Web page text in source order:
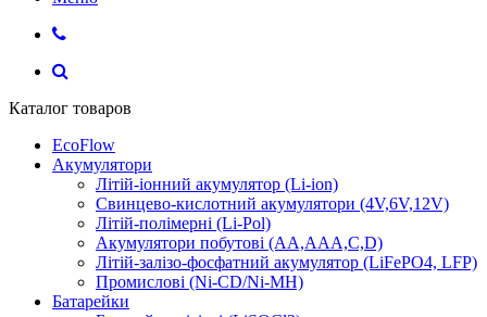
Каталог товаров
EcoFlow
Акумулятори
Літій-іонний акумулятор (Li-ion)
Свинцево-кислотний акумулятори (4V,6V,12V)
Літій-полімерні (Li-Pol)
Акумулятори побутові (AA,AAA,C,D)
Літій-залізо-фосфатний акумулятор (LiFePO4, LFP)
Промислові (Ni-CD/Ni-MH)
Батарейки